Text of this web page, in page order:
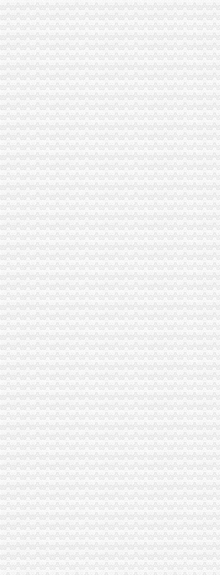
沙坪坝局0元注册公司流程立足三个方面大力推进内部管理规范化建设
云局1元注册公司五严举措遏制虚招生广告
渝中局召开庆祝建八十七周年暨“七.一”1元注册公司表彰大会
开县局创新“守重”免费注册公司企业评比机制做到“三个结合”
永川局免费注册公司明确当前执法办案工作九大重点
江津局一元注册公司开展一会两站全员培训夯实维权队伍基础
万州局1元注册公司大力整顿招生广告维护考生家长权益
沙坪坝局三个“抓手”0元注册公司流程促进监管执法行为法化、规范化、制度化
奉节局开展“七个一”活动庆祝的免费注册公司生日暨工商恢复建制成立三十周年
江北局唐家沱工商所积清理整顿旅游市0元注册公司流程场
万州局一元注册公司流程严厉击四种违法行为大力规范招生秩序
巴南局0元注册公司抓监管重服务促进液化石油气行业规范经营
市工商局着力解决当前大讨论中面临的重庆一元注册公司“五个问题”
市工商局局局长、组书记王元楷调当前全市工商系统大讨论工作要突出“三个着
九龙坡局一元注册公司以规范格式条款为重点 加大辖区合同监管力度
酉局重庆0元注册公司五加着力营造和谐环境
全系统文艺调演筹备工作紧锣密鼓热火朝天
荣昌局一元注册公司仁义所化仔猪交易中介管理成效明显
渝中局一元注册公司流程开展公共服务行业消费者满意度
市局郭翔副副局长到院看望来自北川县工商局的重庆0元注册公司受伤女职工
市0元注册公司局企业处大力支持重庆农村商业银行登记成立
陈速副局长到开县、一元注册公司城口、彭水、酉、秀山、大渡口局督查调研
南岸局重庆一元注册公司六项措施加法制培训提高队伍执法水平
大渡口局0元注册公司跃进村工商所被国家总局评为先进单位
北碚局论文被评为全市一元注册公司流程青年人才论坛优秀论文
市工商局“七一”1元注册公司课突出三个点
梁平局“五结合”1元注册公司加廉政文化建设
渝中局召开塑料购物袋批发市场和农贸市场“限塑”重庆0元注册公司现场会
綦江局1元注册公司通所坚持周一例会促进工作
开县局邬晓华同志获“重庆市震救灾先进个人”0元注册公司称号
万州局一元注册公司流程开展六项活动隆重纪念建87周年